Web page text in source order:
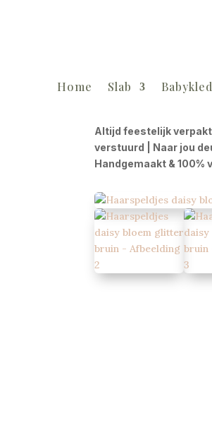
Home Slab
Altijd feestelijk
verstuurd | Naar jou
Handgemaakt & 100%